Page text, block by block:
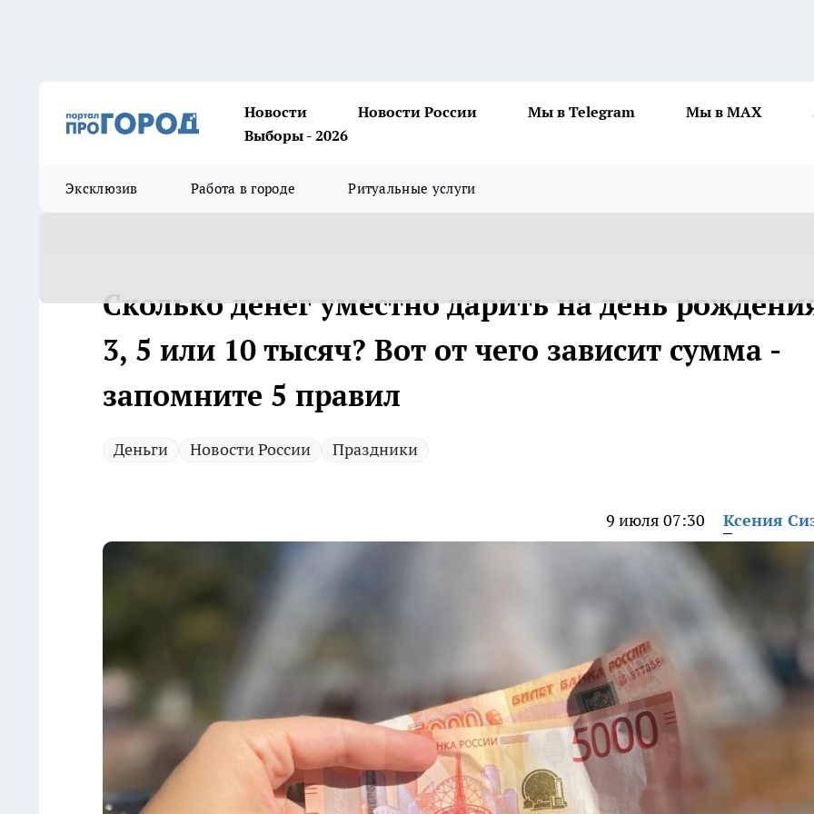
Новости Новости России Мы в Telegram Мы в MAX
Выборы - 2026
Эксклюзив Работа в городе Ритуальные услуги
Сколько денег уместно дарить на день
3, 5 или 10 тысяч? Вот от чего зависит сумма -
запомните 5 правил
Деньги Новости России Праздники
9 июля 07:30 Ксения